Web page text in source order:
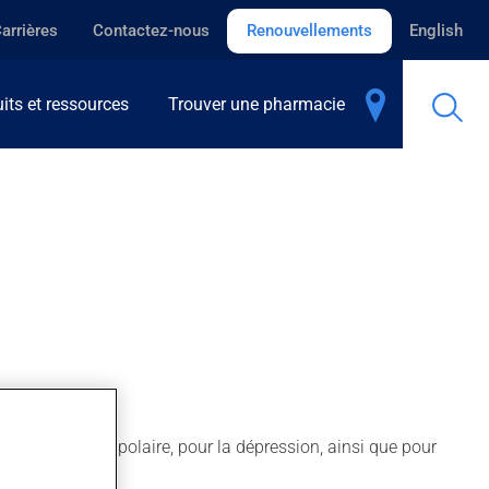
Contactez-nous Renouvellements English
et ressources Trouver une pharmacie
la maladie bipolaire, pour la dépression, ainsi que pour